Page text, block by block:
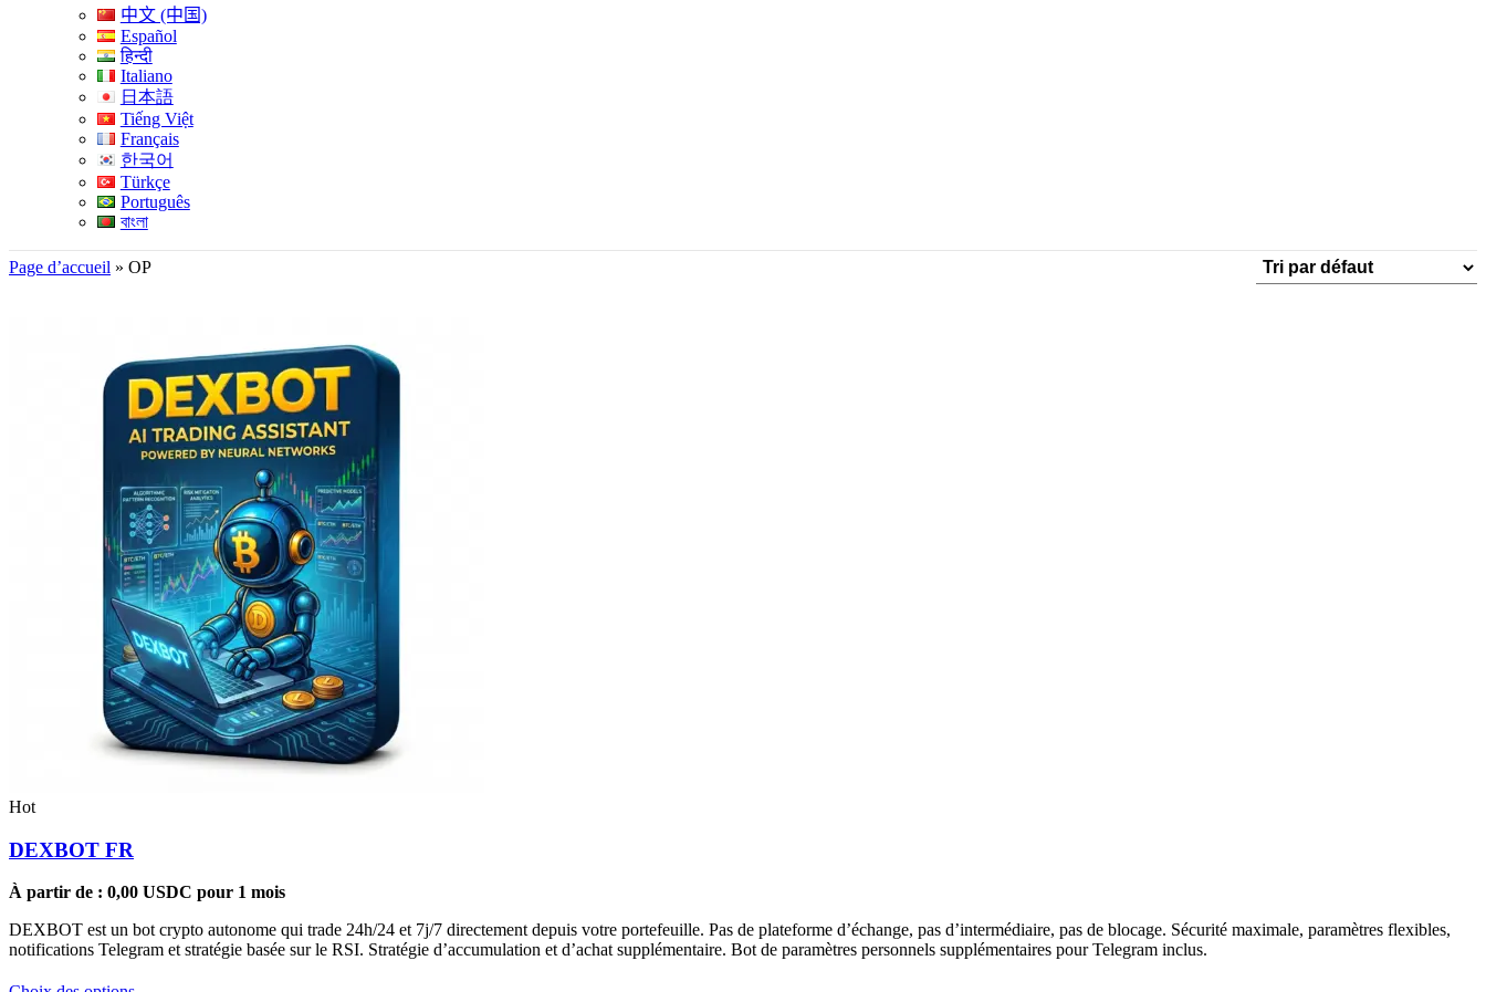
中文 (中国)
Español
हिन्दी
Italiano
日本語
Tiếng Việt
Français
한국어
Türkçe
Português
বাংলা
Page d’accueil » OP
Hot
DEXBOT FR
À partir de : 0,00 USDC pour 1 mois
DEXBOT est un bot crypto autonome qui trade 24h/24 et 7j/7 directement depuis votre portefeuille. Pas de plateforme d’échange, pas d’intermédiaire, pas de blocage. Sécurité maximale, paramètres flexibles,
notifications Telegram et stratégie basée sur le RSI. Stratégie d’accumulation et d’achat supplémentaire. Bot de paramètres personnels supplémentaires pour Telegram inclus.